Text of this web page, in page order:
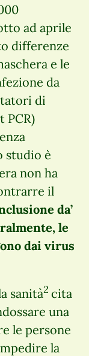
ad aprile
differenze
e le
da
di
PCR)
studio è
non ha
il
da’
le
dai virus
sanità2 cita
una
le persone
la